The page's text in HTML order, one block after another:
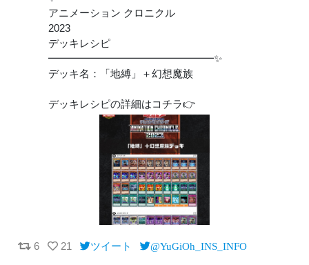
アニメーション クロニクル
2023
デッキレシピ
━━━━━━━━━━━━━━━━✨
デッキ名：「地縛」＋幻想魔族
デッキレシピの詳細はコチラ👉
6 21 ツイート @YuGiOh_INS_INFO